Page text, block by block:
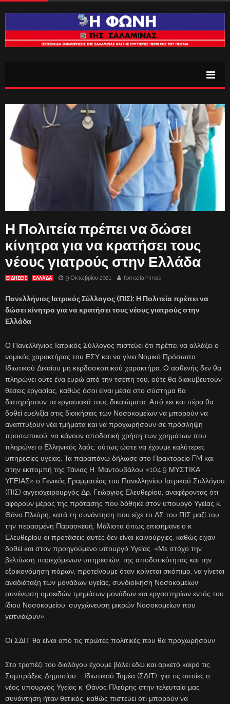
Η Πολιτεία πρέπει να δώσει
κίνητρα για να κρατήσει τους
νέους γιατρούς στην Ελλάδα
ΕΙΔΗΣΕΙΣ ΕΛΛΑΔΑ 9 Οκτωβρίου 2021 fonisalaminas
Πανελλήνιος Ιατρικός Σύλλογος (ΠΙΣ): Η Πολιτεία πρέπει να
δώσει κίνητρα για να κρατήσει τους νέους γιατρούς στην
Ελλάδα
Ο Πανελλήνιος Ιατρικός Σύλλογος πιστεύει ότι πρέπει να αλλάξει ο
νομικός χαρακτήρας του ΕΣΥ και να γίνει Νομικό Πρόσωπο
Ιδιωτικού Δικαίου μη κερδοσκοπικού χαρακτήρα. Ο ασθενής δεν θα
πληρώνει ούτε ένα ευρώ από την τσέπη του, ούτε θα διακυβευτούν
θέσεις εργασίας, καθώς όσοι είναι μέσα στο σύστημα θα
διατηρήσουν τα εργασιακά τους δικαιώματα. Από κει και πέρα θα
δοθεί ευελιξία στις διοικήσεις των Νοσοκομείων να μπορούν να
αναπτύξουν νέα τμήματα και να προχωρήσουν σε πρόσληψη
προσωπικού, να κάνουν αποδοτική χρήση των χρημάτων που
πληρώνει ο Ελληνικός λαός, ούτως ώστε να έχουμε καλύτερες
υπηρεσίες υγείας. Τα παραπάνω δήλωσε στο Πρακτορείο FM και
στην εκπομπή της Τάνιας Η. Μαντουβάλου «104,9 ΜΥΣΤΙΚΑ
ΥΓΕΙΑΣ» ο Γενικός Γραμματέας του Πανελληνίου Ιατρικού Συλλόγου
(ΠΙΣ) αγγειοχειρουργός Δρ. Γεώργιος Ελευθερίου, αναφέροντας ότι
αφορούν μέρος της πρότασης που δόθηκε στον υπουργό Υγείας κ.
Θάνο Πλεύρη, κατά τη συνάντηση που είχε το ΔΣ του ΠΙΣ μαζί του
την περασμένη Παρασκευή. Μάλιστα όπως επισήμανε ο κ
Ελευθερίου οι προτάσεις αυτές δεν είναι καινούργιες, καθώς είχαν
δοθεί και στον προηγούμενο υπουργό Υγείας. «Με στόχο την
βελτίωση παρεχόμενων υπηρεσιών, της αποδοτικότητας και την
εξοικονόμηση πόρων, προτείνουμε όταν κρίνεται σκόπιμο, να γίνεται
αναδιάταξη των μονάδων υγείας, συνδιοίκηση Νοσοκομείων,
συνένωση ομοειδών τμημάτων μονάδων και εργαστηρίων εντός του
ίδιου Νοσοκομείου, συγχώνευση μικρών Νοσοκομείων που
γειτνιάζουν».
Οι ΣΔΙΤ θα είναι από τις πρώτες πολιτικές που θα προχωρήσουν
Στο τραπέζι του διαλόγου έχουμε βάλει εδώ και αρκετό καιρό τις
Συμπράξεις Δημοσίου – Ιδιωτικού Τομέα (ΣΔΙΤ), για τις οποίες ο
νέος υπουργός Υγείας κ. Θάνος Πλεύρης στην τελευταία μας
συνάντηση ήταν θετικός, καθώς πιστεύει ότι μπορούν να